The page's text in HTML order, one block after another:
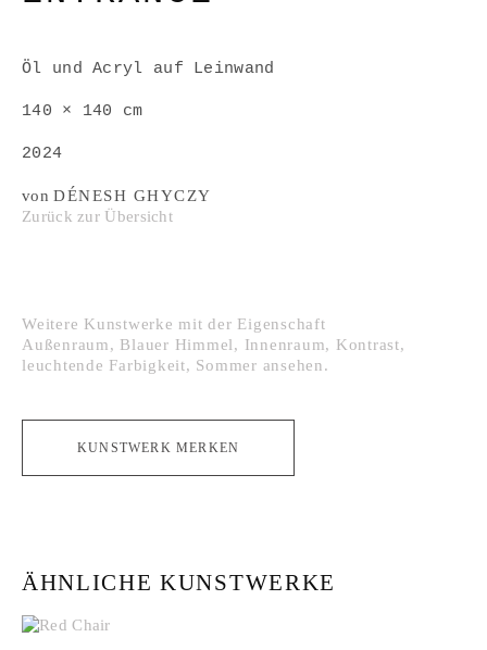
Öl und Acryl auf Leinwand
140 × 140 cm
2024
vonDÉNESH GHYCZY
Zurück zur Übersicht
Weitere Kunstwerke mit der Eigenschaft
Außenraum, Blauer Himmel, Innenraum, Kontrast,
leuchtende Farbigkeit, Sommer ansehen.
KUNSTWERK MERKEN
ÄHNLICHE KUNSTWERKE